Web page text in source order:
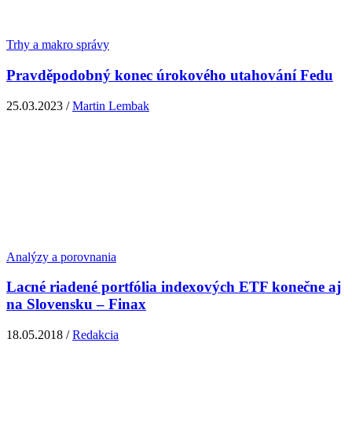
Trhy a makro správy
Pravděpodobný konec úrokového utahování Fedu
25.03.2023 /Martin Lembak
Analýzy a porovnania
Lacné riadené portfólia indexových ETF konečne aj
na Slovensku – Finax
18.05.2018 /Redakcia